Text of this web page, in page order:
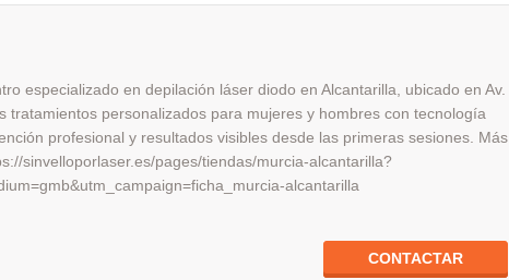
especializado en depilación láser diodo en Alcantarilla, ubicado en Av.
tratamientos personalizados para mujeres y hombres con tecnología
profesional y resultados visibles desde las primeras sesiones. Más
sinvelloporlaser.es/pages/tiendas/murcia-alcantarilla?
alcantarilla
CONTACTAR